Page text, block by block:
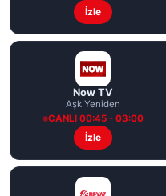
İzle
Now TV
Aşk Yeniden
CANLI 00:45 - 03:00
İzle